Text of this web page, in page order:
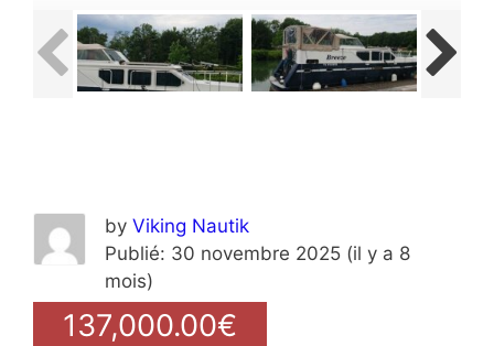
by Viking Nautik
Publié: 30 novembre 2025 (il y a 8
mois)
137,000.00€